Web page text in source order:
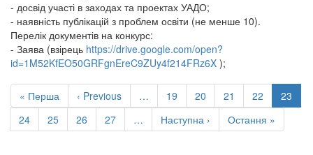
- досвід участі в заходах та проектах УАДО;
- наявність публікацій з проблем освіти (не менше 10).
Перелік документів на конкурс:
- Заява (взірець https://drive.google.com/open?
id=1M52KfEO50GRFgnEreC9ZUy4f214FRz6X );
Розбивка
на
сторінки
Перша
сторінка
« Перша
Попередня
сторінка
‹ Previous … Сторінка
19 Сторінка
20 Сторінка
21 Сторінка
22
23
Сторінка
24 Сторінка
25 Сторінка
26 Сторінка
27 …
Наступна
сторінка
Наступна ›
Остання
сторінка
Остання »